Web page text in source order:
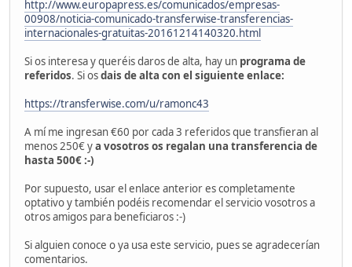
http://www.europapress.es/comunicados/empresas-
00908/noticia-comunicado-transferwise-transferencias-
internacionales-gratuitas-20161214140320.html
Si os interesa y queréis daros de alta, hay un programa de
referidos. Si osdais de alta con el siguiente enlace:
https://transferwise.com/u/ramonc43
A mí me ingresan €60 por cada 3 referidos que transfieran al
menos 250€ ya vosotros os regalan una transferencia de
hasta 500€ :-)
Por supuesto, usar el enlace anterior es completamente
optativo y también podéis recomendar el servicio vosotros a
otros amigos para beneficiaros :-)
Si alguien conoce o ya usa este servicio, pues se agradecerían
comentarios.